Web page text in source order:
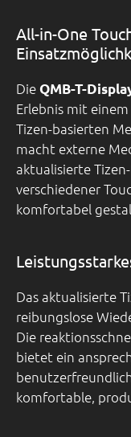
All-in-One
DieQMB-T-
Erlebnis mit
Tizen-basierten
macht externe
aktualisierte
verschiedener
komfortabel
Das aktualisierte
reibungslose
Die
bietet ein
komfortable,